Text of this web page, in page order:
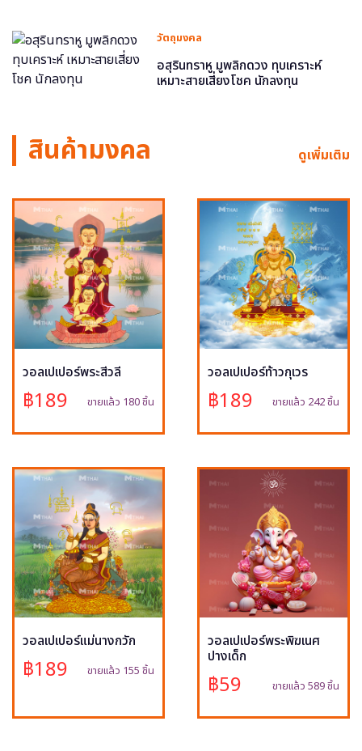
วัตถุมงคล
อสุรินทราหู มูพลิกดวง ทุบเคราะห์
เหมาะสายเสี่ยงโชค นักลงทุน
สินค้ามงคล ดูเพิ่มเติม
วอลเปเปอร์พระสีวลี
฿189 ขายแล้ว 180 ชิ้น
วอลเปเปอร์ท้าวกุเวร
฿189 ขายแล้ว 242 ชิ้น
วอลเปเปอร์แม่นางกวัก
฿189 ขายแล้ว 155 ชิ้น
วอลเปเปอร์พระพิฆเนศ
ปางเด็ก
฿59 ขายแล้ว 589 ชิ้น